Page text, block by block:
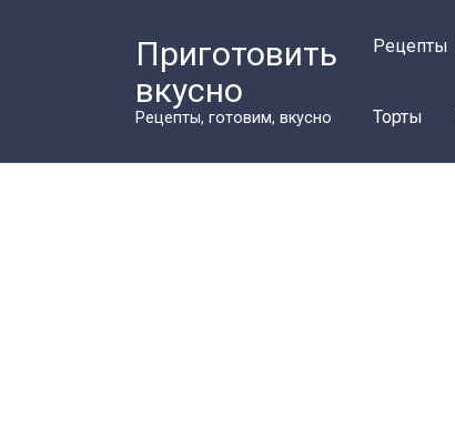
Приготовить
вкусно
Рецепты, готовим, вкусно
Рецепты
Торты